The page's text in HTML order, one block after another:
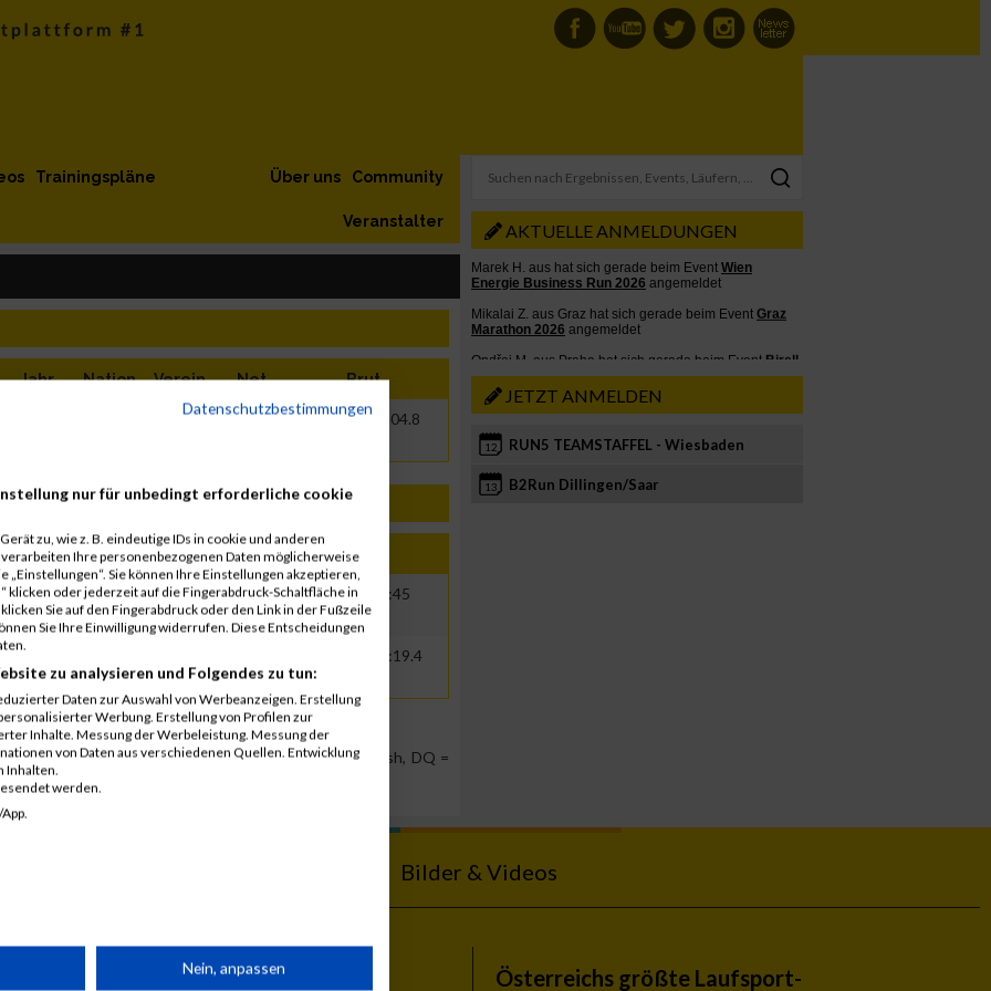
Trainingspläne Community
Über uns
Veranstalter
Jahr Nation Verein Net Brut
00:39:25.1 01:41:04.8
Jahr Nation Verein Net Brut
1991 TUR 00:46:01 00:47:45
00:38:19.4
Position, DNS = Did not start, DNF = Did not finish, DQ =
AKTUELLE ANMELDUNGEN
JETZT ANMELDEN
12 RUN5 TEAMSTAFFEL - Wiesbaden
13 B2Run Dillingen/Saar
Bilder & Videos
Themen Österreichs größte Laufsport-
Datenschutzbestimmungen
nur für unbedingt erforderliche cookie
zu, wie z. B. eindeutige IDs in cookie und anderen
Ihre personenbezogenen Daten möglicherweise
Sie können Ihre Einstellungen akzeptieren,
klicken oder jederzeit auf die Fingerabdruck-Schaltfläche in
Sie auf den Fingerabdruck oder den Link in der Fußzeile
Sie Ihre Einwilligung widerrufen. Diese Entscheidungen
zu analysieren und Folgendes zu tun:
Daten zur Auswahl von Werbeanzeigen. Erstellung
Werbung. Erstellung von Profilen zur
Inhalte. Messung der Werbeleistung. Messung der
von Daten aus verschiedenen Quellen. Entwicklung
Inhalten.
werden.
Nein, anpassen